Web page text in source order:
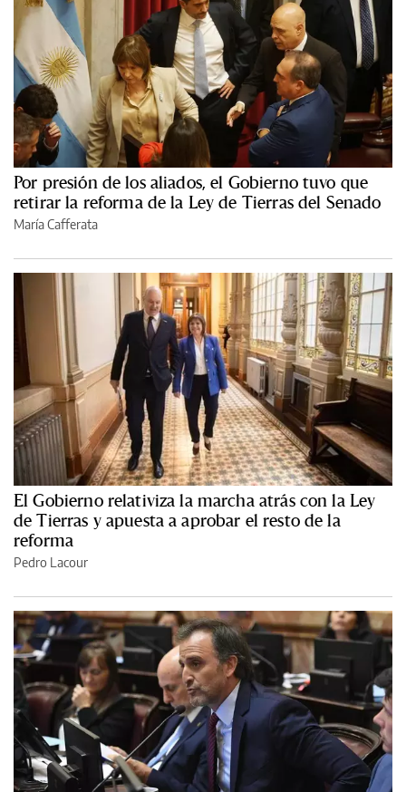
Por presión de los aliados, el Gobierno tuvo que
retirar la reforma de la Ley de Tierras del Senado
María Cafferata
El Gobierno relativiza la marcha atrás con la Ley
de Tierras y apuesta a aprobar el resto de la
reforma
Pedro Lacour